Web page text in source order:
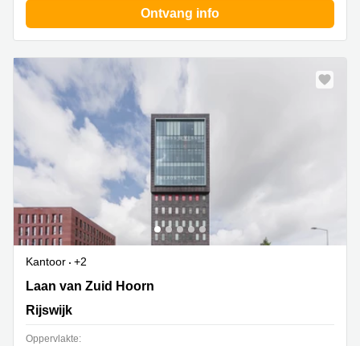
Ontvang info
Kantoor
+2
Laan van Zuid Hoorn 70, Rijswijk
Laan van Zuid Hoorn
Rijswijk
Oppervlakte: